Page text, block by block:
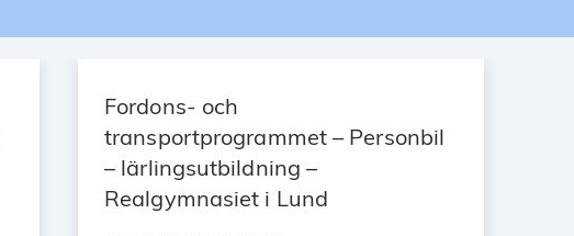
Fordons- och
transportprogrammet – Personbil
– lärlingsutbildning –
Realgymnasiet i Lund